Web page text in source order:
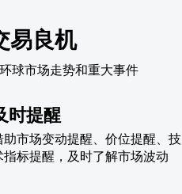
易良机
球市场走势和重大事件
时提醒
助市场变动提醒、价位提醒、技
指标提醒，及时了解市场波动